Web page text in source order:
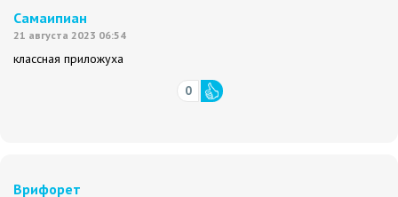
Самаипиан
21 августа 2023 06:54
классная приложуха
0
Врифорет